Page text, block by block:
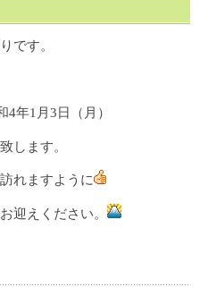
です。
年1月3日（月）
します。
れますように
迎えください。